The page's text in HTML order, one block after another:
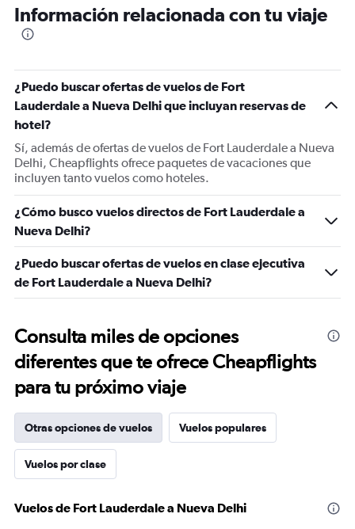
Información relacionada con tu viaje
¿Puedo buscar ofertas de vuelos de Fort
Lauderdale a Nueva Delhi que incluyan reservas de
hotel?
Sí, además de ofertas de vuelos de Fort Lauderdale a Nueva
Delhi, Cheapflights ofrece paquetes de vacaciones que
incluyen tanto vuelos como hoteles.
¿Cómo busco vuelos directos de Fort Lauderdale a
Nueva Delhi?
¿Puedo buscar ofertas de vuelos en clase ejecutiva
de Fort Lauderdale a Nueva Delhi?
Consulta miles de opciones
diferentes que te ofrece Cheapflights
para tu próximo viaje
Otras opciones de vuelos Vuelos populares
Vuelos por clase
Vuelos de Fort Lauderdale a Nueva Delhi